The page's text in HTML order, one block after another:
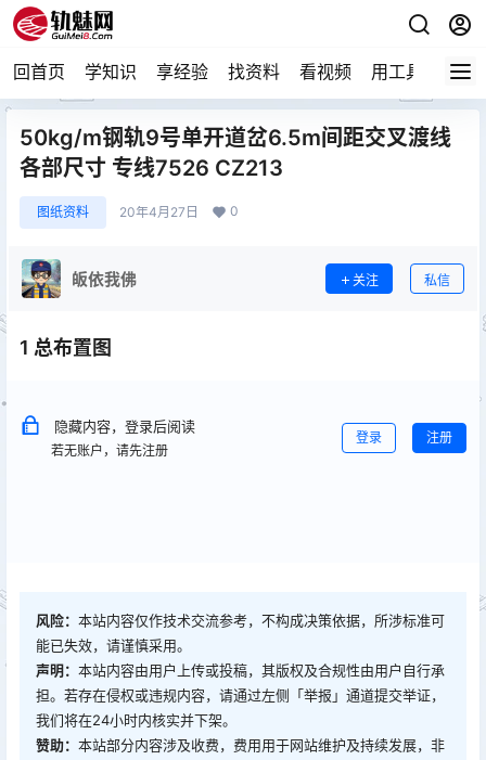
回首页 学知识 享经验 找资料 看视频 用工具 论技
50kg/m钢轨9号单开道岔6.5m间距交叉渡线
各部尺寸 专线7526 CZ213
图纸资料 20年4月27日 0
皈依我佛 关注 私信
1 总布置图
隐藏内容，登录后阅读
若无账户，请先注册
登录 注册
风险： 本站内容仅作技术交流参考，不构成决策依据，所涉标准可
能已失效，请谨慎采用。
声明： 本站内容由用户上传或投稿，其版权及合规性由用户自行承
担。若存在侵权或违规内容，请通过左侧「举报」通道提交举证，
我们将在24小时内核实并下架。
赞助： 本站部分内容涉及收费，费用用于网站维护及持续发展，非